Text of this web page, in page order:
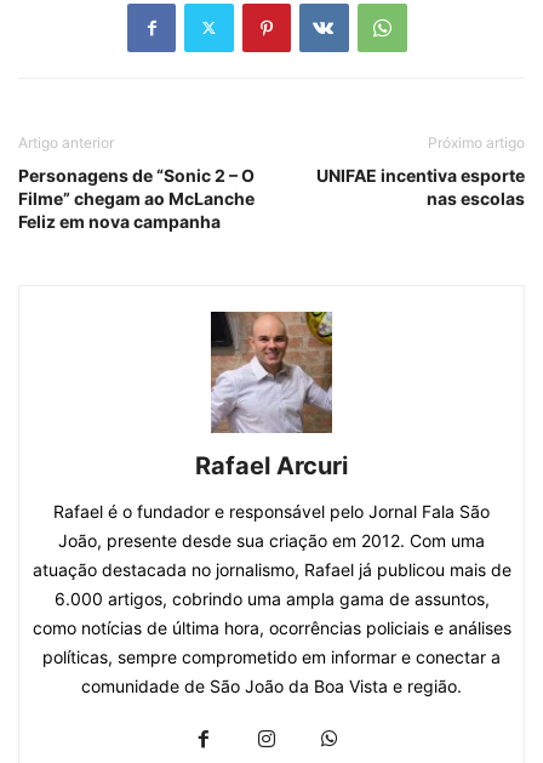
Artigo anterior
Personagens de “Sonic 2 – O
Filme” chegam ao McLanche
Feliz em nova campanha
Próximo artigo
UNIFAE incentiva esporte
nas escolas
Rafael Arcuri
Rafael é o fundador e responsável pelo Jornal Fala São
João, presente desde sua criação em 2012. Com uma
atuação destacada no jornalismo, Rafael já publicou mais de
6.000 artigos, cobrindo uma ampla gama de assuntos,
como notícias de última hora, ocorrências policiais e análises
políticas, sempre comprometido em informar e conectar a
comunidade de São João da Boa Vista e região.